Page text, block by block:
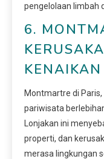
pengelolaan limbah
6.
Montmartre di
pariwisata
Lonjakan ini
properti, dan
merasa lingkungan